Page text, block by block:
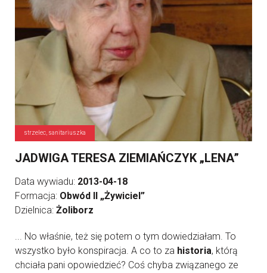
strzelec, sanitariuszka
JADWIGA TERESA ZIEMIAŃCZYK „LENA”
Data wywiadu: 2013-04-18
Formacja: Obwód II „Żywiciel”
Dzielnica: Żoliborz
... No właśnie, też się potem o tym dowiedziałam. To
wszystko było konspiracja. A co to za historia, którą
chciała pani opowiedzieć? Coś chyba związanego ze